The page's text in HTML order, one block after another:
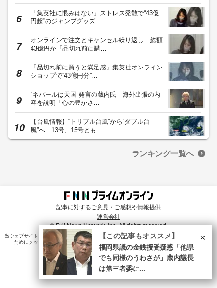
「集英社に恨みはない」ストレス発散で“43億
円超”のジャンプグッズ…
オンラインで注文とキャンセル繰り返し 総額
43億円か「品切れ前に購…
「品切れ前に買うと満足感」集英社オンライン
ショップで“43億円分”…
“ネパールは天国”発言の蔵内氏 海外出張の内
容を説明「心の豊かさ…
【台風情報】“トリプル台風”から“ダブル台
風”へ 13号、15号とも…
ランキング一覧へ
記事に対するご意見・ご感想や情報提供
運営会社
© Fuji News Network, Inc. All rights reserved.
当ウェブサイトでは、ユーザのニーズ・興味・関⼼に合致したコンテンツや広告配信を提供する
ためにクッキーを使⽤しています。詳細は、
プライバシーポリシー をご確認ください。×
【この記事もオススメ】
福岡県議の金銭授受疑惑「他県
でも同様のうわさが」蔵内議長
は第三者委に...